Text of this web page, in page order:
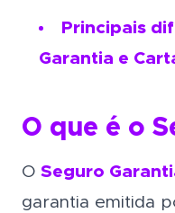
Principais
Garantia e
O que é o
O Seguro
garantia emitida